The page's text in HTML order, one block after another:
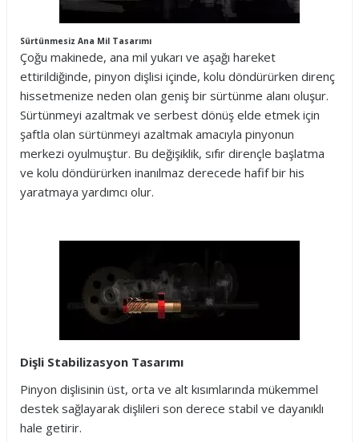
Sürtünmesiz Ana Mil Tasarımı
Çoğu makinede, ana mil yukarı ve aşağı hareket
ettirildiğinde, pinyon dişlisi içinde, kolu döndürürken direnç
hissetmenize neden olan geniş bir sürtünme alanı oluşur.
Sürtünmeyi azaltmak ve serbest dönüş elde etmek için
şaftla olan sürtünmeyi azaltmak amacıyla pinyonun
merkezi oyulmuştur. Bu değişiklik, sıfır dirençle başlatma
ve kolu döndürürken inanılmaz derecede hafif bir his
yaratmaya yardımcı olur.
Dişli Stabilizasyon Tasarımı
Pinyon dişlisinin üst, orta ve alt kısımlarında mükemmel
destek sağlayarak dişlileri son derece stabil ve dayanıklı
hale getirir.